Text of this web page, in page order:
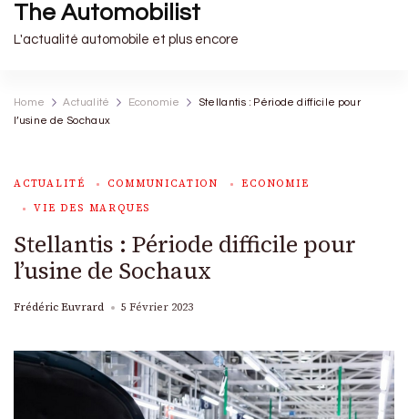
The Automobilist
L'actualité automobile et plus encore
Home Actualité Economie
Stellantis : Période difficile pour
l’usine de Sochaux
ACTUALITÉ COMMUNICATION
ECONOMIE
VIE DES MARQUES
Stellantis : Période difficile pour
l’usine de Sochaux
Frédéric Euvrard 5 Février 2023